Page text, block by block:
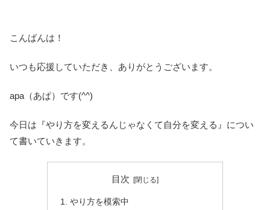
こんばんは！
いつも応援していただき、ありがとうございます。
apa（あぱ）です(^^)
今日は『やり方を変えるんじゃなくて自分を変える』につい
て書いていきます。
目次
やり方を模索中